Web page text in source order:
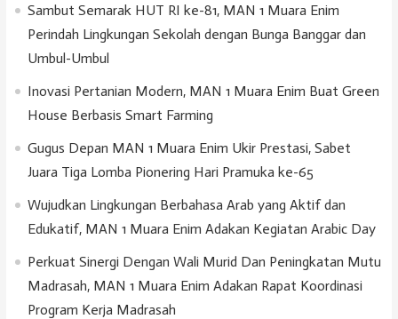
Sambut Semarak HUT RI ke-81, MAN 1 Muara Enim
Perindah Lingkungan Sekolah dengan Bunga Banggar dan
Umbul-Umbul
Inovasi Pertanian Modern, MAN 1 Muara Enim Buat Green
House Berbasis Smart Farming
Gugus Depan MAN 1 Muara Enim Ukir Prestasi, Sabet
Juara Tiga Lomba Pionering Hari Pramuka ke-65
Wujudkan Lingkungan Berbahasa Arab yang Aktif dan
Edukatif, MAN 1 Muara Enim Adakan Kegiatan Arabic Day
Perkuat Sinergi Dengan Wali Murid Dan Peningkatan Mutu
Madrasah, MAN 1 Muara Enim Adakan Rapat Koordinasi
Program Kerja Madrasah